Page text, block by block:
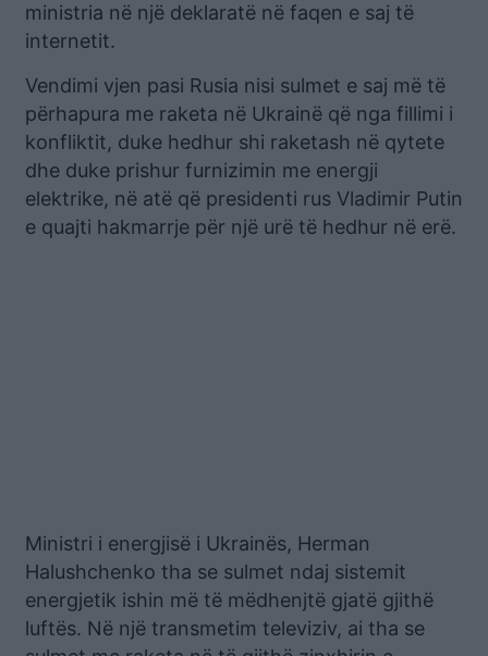
ministria në një deklaratë në faqen e saj të
internetit.
Vendimi vjen pasi Rusia nisi sulmet e saj më të
përhapura me raketa në Ukrainë që nga fillimi i
konfliktit, duke hedhur shi raketash në qytete
dhe duke prishur furnizimin me energji
elektrike, në atë që presidenti rus Vladimir Putin
e quajti hakmarrje për një urë të hedhur në erë.
Ministri i energjisë i Ukrainës, Herman
Halushchenko tha se sulmet ndaj sistemit
energjetik ishin më të mëdhenjtë gjatë gjithë
luftës. Në një transmetim televiziv, ai tha se